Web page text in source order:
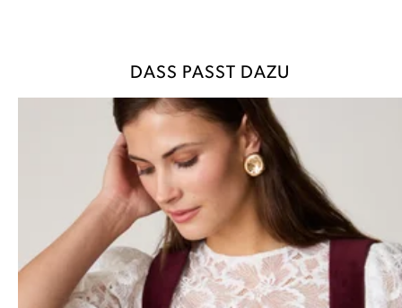
DASS PASST DAZU